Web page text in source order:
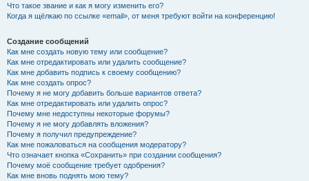
Что такое звание и как я могу изменить его?
Когда я щёлкаю по ссылке «email», от меня требуют войти на конференцию!
Создание сообщений
Как мне создать новую тему или сообщение?
Как мне отредактировать или удалить сообщение?
Как мне добавить подпись к своему сообщению?
Как мне создать опрос?
Почему я не могу добавить больше вариантов ответа?
Как мне отредактировать или удалить опрос?
Почему мне недоступны некоторые форумы?
Почему я не могу добавлять вложения?
Почему я получил предупреждение?
Как мне пожаловаться на сообщения модератору?
Что означает кнопка «Сохранить» при создании сообщения?
Почему моё сообщение требует одобрения?
Как мне вновь поднять мою тему?